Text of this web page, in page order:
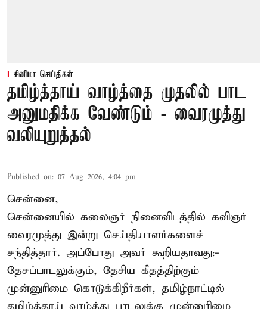
சினிமா செய்திகள்
தமிழ்த்தாய் வாழ்த்தை முதலில் பாட
அனுமதிக்க வேண்டும் - வைரமுத்து
வலியுறுத்தல்
Published on: 07 Aug 2026, 4:04 pm
சென்னை,
சென்னையில் கலைஞர் நினைவிடத்தில் கவிஞர்
வைரமுத்து இன்று செய்தியாளர்களைச்
சந்தித்தார். அப்போது அவர் கூறியதாவது:-
தேசப்பாடலுக்கும், தேசிய கீதத்திற்கும்
முன்னுரிமை கொடுக்கிறீர்கள், தமிழ்நாட்டில்
தமிழ்த்தாய் வாழ்த்து பாடலுக்கு முன்னுரிமை